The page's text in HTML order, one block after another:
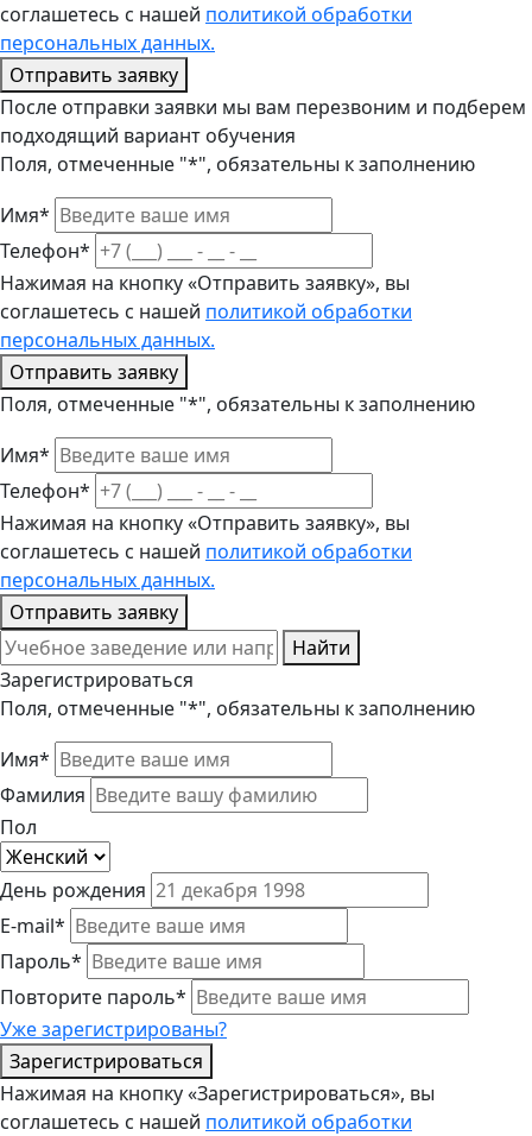
соглашетесь с нашей политикой обработки
персональных данных.
Отправить заявку
После отправки заявки мы вам перезвоним и подберем
подходящий вариант обучения
Поля, отмеченные "*", обязательны к заполнению
Имя*
Телефон*
Нажимая на кнопку «Отправить заявку», вы
соглашетесь с нашей политикой обработки
персональных данных.
Отправить заявку
Поля, отмеченные "*", обязательны к заполнению
Имя*
Телефон*
Нажимая на кнопку «Отправить заявку», вы
соглашетесь с нашей политикой обработки
персональных данных.
Отправить заявку
Найти
Зарегистрироваться
Поля, отмеченные "*", обязательны к заполнению
Имя*
Фамилия
Пол
День рождения
E-mail*
Пароль*
Повторите пароль*
Уже зарегистрированы?
Зарегистрироваться
Нажимая на кнопку «Зарегистрироваться», вы
соглашетесь с нашей политикой обработки